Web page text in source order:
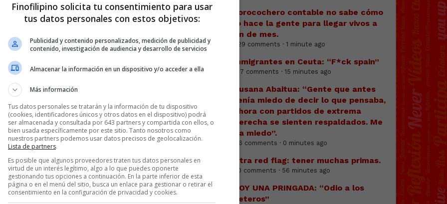
para eclipse por 6€
el nopor a los
de la ley seráel día 15 de julio,es decir, en
estarán obligadospor leya verificar la
necesaria, el proveedor de servicios de
Noticia ]
resurgiría en 2019…
Forocochero contable no sabe cómo
lo hace la gente para llegar vivos a
fin de mes.
329 comments · 1 minute ago
Inmigrantes en Ceuta: “F*ck spain”
157 comments · 15 minutes ago
Susana Abaitua: “Gente que antes
tenía miedo de decir lo que pensaba,
ahora con partidos de extrema
derecha se sienten respaldados. Me
da miedo”.
116 comments · 0 minutes ago
Otra red flag: tener muchas primas.
80 comments · 56 minutes ago
SOY UNA PRINGADA: “Odio a los
heteros”
Finofilipino solicita tu consentimiento para usar
tus datos personales con estos objetivos:
Publicidad y contenido personalizados, medición de publicidad y
contenido, investigación de audiencia y desarrollo de servicios
Almacenar la información en un dispositivo y/o acceder a ella
Más información
Tus datos personales se tratarán y la información de tu dispositivo
(cookies, identificadores únicos y otros datos en el dispositivo) podrá
ser almacenada y consultada por 643 partners y compartida con ellos, o
bien usada específicamente por este sitio. Tanto nosotros como
nuestros partners podemos usar datos precisos de geolocalización.
Lista de partners.
Es posible que algunos proveedores traten tus datos personales en
virtud de un interés legítimo, algo a lo que puedes oponerte
gestionando tus opciones a continuación. En la parte inferior de esta
página o en el menú del sitio, busca un enlace para gestionar o retirar el
consentimiento en la configuración de privacidad y cookies.